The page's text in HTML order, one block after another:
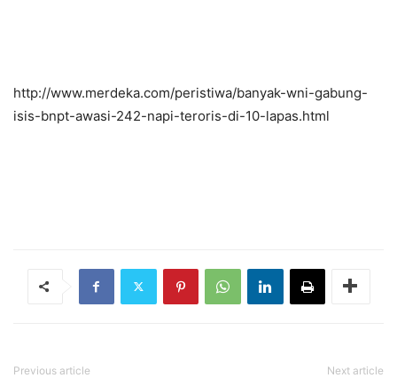
http://www.merdeka.com/peristiwa/banyak-wni-gabung-
isis-bnpt-awasi-242-napi-teroris-di-10-lapas.html
Previous article Next article